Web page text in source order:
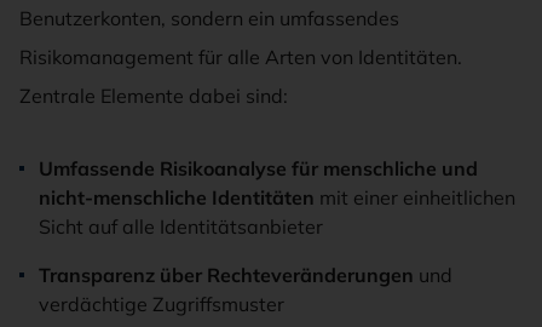
Benutzerkonten, sondern ein umfassendes
Risikomanagement für alle Arten von Identitäten.
Zentrale Elemente dabei sind:
Umfassende Risikoanalyse für menschliche und
nicht-menschliche Identitäten mit einer einheitlichen
Sicht auf alle Identitätsanbieter
Transparenz über Rechteveränderungen und
verdächtige Zugriffsmuster